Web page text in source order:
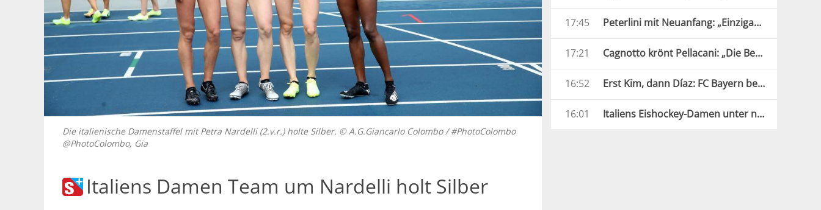
Die italienische Damenstaffel mit Petra Nardelli (2.v.r.) holte Silber. © A.G.Giancarlo Colombo / #PhotoColombo
@PhotoColombo, Gia
Italiens Damen Team um Nardelli holt Silber
17:45 Peterlini mit Neuanfang: „Einzigartige und verrückte Jahre“
17:21 Cagnotto krönt Pellacani: „Die Beste Europas“
16:52 Erst Kim, dann Díaz: FC Bayern besiegt Aston Villa
16:01 Italiens Eishockey-Damen unter neuer Führung